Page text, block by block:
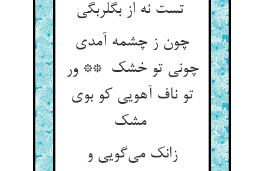
تست نه از بگلربگی
چون ز چشمه آمدی
چونی تو خشک ** ور
تو ناف آهویی کو بوی
مشک
زانک می‌گویی و